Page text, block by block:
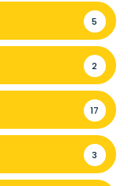
5
2
17
3